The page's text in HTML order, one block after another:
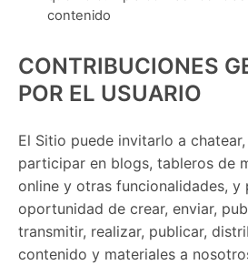
contenido
CONTRIBUCIONES
POR EL USUARIO
El Sitio puede invitarlo a
participar en blogs, tableros de
online y otras funcionalidades, y
oportunidad de crear, enviar,
transmitir, realizar, publicar,
contenido y materiales a